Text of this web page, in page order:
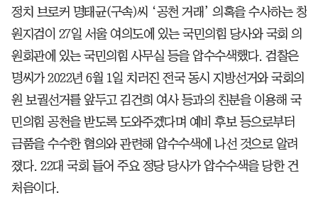
정치 브로커 명태균(구속)씨 ‘공천 거래’ 의혹을 수사하는 창
원지검이 27일 서울 여의도에 있는 국민의힘 당사와 국회 의
원회관에 있는 국민의힘 사무실 등을 압수수색했다. 검찰은
명씨가 2022년 6월 1일 치러진 전국 동시 지방선거와 국회의
원 보궐선거를 앞두고 김건희 여사 등과의 친분을 이용해 국
민의힘 공천을 받도록 도와주겠다며 예비 후보 등으로부터
금품을 수수한 혐의와 관련해 압수수색에 나선 것으로 알려
졌다. 22대 국회 들어 주요 정당 당사가 압수수색을 당한 건
처음이다.